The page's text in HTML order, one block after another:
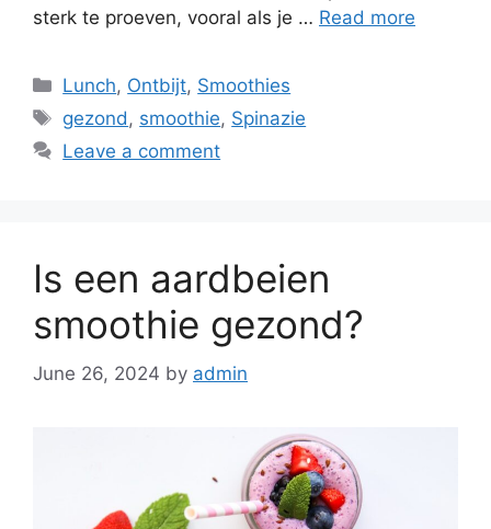
sterk te proeven, vooral als je … Read more
Lunch, Ontbijt, Smoothies
gezond, smoothie, Spinazie
Leave a comment
Is een aardbeien
smoothie gezond?
June 26, 2024 by admin